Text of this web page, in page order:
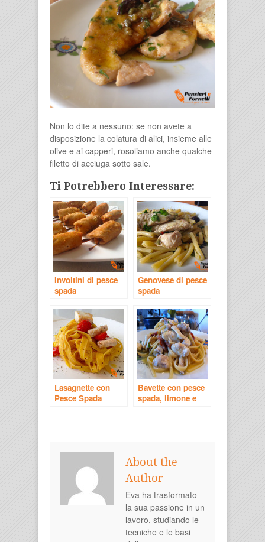
Non lo dite a nessuno: se non avete a
disposizione la colatura di alici, insieme alle
olive e ai capperi, rosoliamo anche qualche
filetto di acciuga sotto sale.
Ti Potrebbero Interessare:
Involtini di pesce
spada
Genovese di pesce
spada
Lasagnette con
Pesce Spada
Bavette con pesce
spada, limone e
About the
Author
Eva ha trasformato
la sua passione in un
lavoro, studiando le
tecniche e le basi